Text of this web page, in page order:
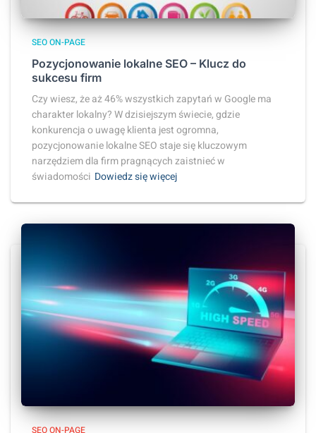
SEO ON-PAGE
Pozycjonowanie lokalne SEO – Klucz do
sukcesu firm
Czy wiesz, że aż 46% wszystkich zapytań w Google ma
charakter lokalny? W dzisiejszym świecie, gdzie
konkurencja o uwagę klienta jest ogromna,
pozycjonowanie lokalne SEO staje się kluczowym
narzędziem dla firm pragnących zaistnieć w
świadomości Dowiedz się więcej
SEO ON-PAGE